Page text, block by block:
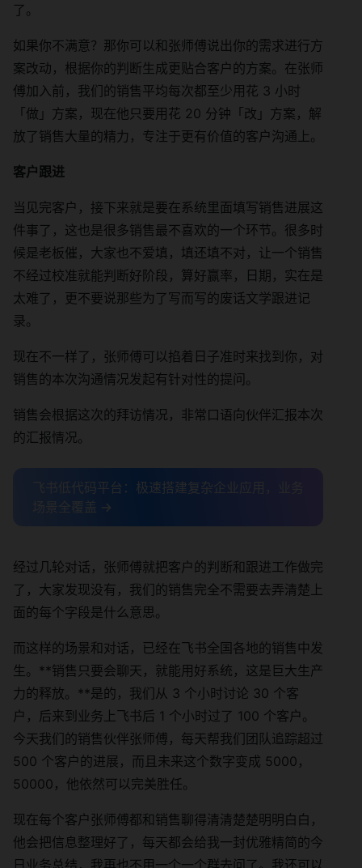
了。
如果你不满意？那你可以和张师傅说出你的需求进行方
案改动，根据你的判断生成更贴合客户的方案。在张师
傅加入前，我们的销售平均每次都至少用花 3 小时
「做」方案，现在他只要用花 20 分钟「改」方案，解
放了销售大量的精力，专注于更有价值的客户沟通上。
客户跟进
当见完客户，接下来就是要在系统里面填写销售进展这
件事了，这也是很多销售最不喜欢的一个环节。很多时
候是老板催，大家也不爱填，填还填不对，让一个销售
不经过校准就能判断好阶段，算好赢率，日期，实在是
太难了，更不要说那些为了写而写的废话文学跟进记
录。
现在不一样了，张师傅可以掐着日子准时来找到你，对
销售的本次沟通情况发起有针对性的提问。
销售会根据这次的拜访情况，非常口语向伙伴汇报本次
的汇报情况。
飞书低代码平台：极速搭建复杂企业应用，业务
场景全覆盖 →
经过几轮对话，张师傅就把客户的判断和跟进工作做完
了，大家发现没有，我们的销售完全不需要去弄清楚上
面的每个字段是什么意思。
而这样的场景和对话，已经在飞书全国各地的销售中发
生。**销售只要会聊天，就能用好系统，这是巨大生产
力的释放。**是的，我们从 3 个小时讨论 30 个客
户，后来到业务上飞书后 1 个小时过了 100 个客户。
今天我们的销售伙伴张师傅，每天帮我们团队追踪超过
500 个客户的进展，而且未来这个数字变成 5000，
50000，他依然可以完美胜任。
现在每个客户张师傅都和销售聊得清清楚楚明明白白，
他会把信息整理好了，每天都会给我一封优雅精简的今
日业务总结，我再也不用一个一个群去问了。我还可以